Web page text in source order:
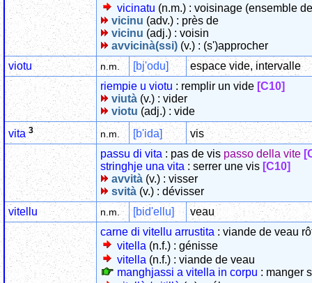
vicinatu (n.m.) : voisinage (ensemble
vicinu (adv.) : près de
vicinu (adj.) : voisin
avvicinà(ssi) (v.) : (s')approcher
viotu
n.m. [bj'odu]
espace vide, intervalle
riempie u viotu : remplir un vide [C10]
viutà (v.) : vider
viotu (adj.) : vide
vita3 n.m. [b'ida]
vis
passu di vita : pas de vis passo della vite
stringhje una vita : serrer une vis [C10]
avvità (v.) : visser
svità (v.) : dévisser
vitellu
n.m. [bid'ellu]
veau
carne di vitellu arrustita : viande de veau
vitella (n.f.) : génisse
vitella (n.f.) : viande de veau
manghjassi a vitella in corpu : manger